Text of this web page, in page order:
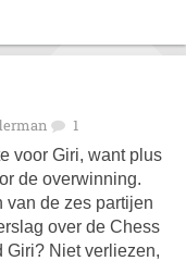
1
voor Giri, want plus
de overwinning.
van de zes partijen
over de Chess
Giri? Niet verliezen,